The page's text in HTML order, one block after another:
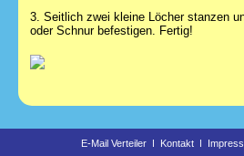
3. Seitlich zwei kleine Löcher stanzen
oder Schnur befestigen. Fertig!
E-Mail Verteilerǀ Kontaktǀ